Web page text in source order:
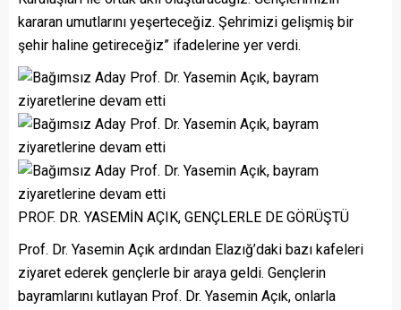
kararan umutlarını yeşerteceğiz. Şehrimizi gelişmiş bir
şehir haline getireceğiz” ifadelerine yer verdi.
PROF. DR. YASEMİN AÇIK, GENÇLERLE DE GÖRÜŞTÜ
Prof. Dr. Yasemin Açık ardından Elazığ’daki bazı kafeleri
ziyaret ederek gençlerle bir araya geldi. Gençlerin
bayramlarını kutlayan Prof. Dr. Yasemin Açık, onlarla